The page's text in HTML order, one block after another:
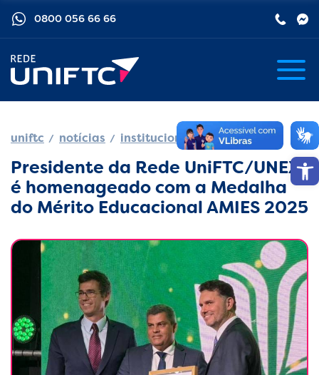
Barra
0800 056 66 66
uniftc notícias institucional
Presidente da Rede UniFTC/UNEX
é homenageado com a Medalha
do Mérito Educacional AMIES 2025